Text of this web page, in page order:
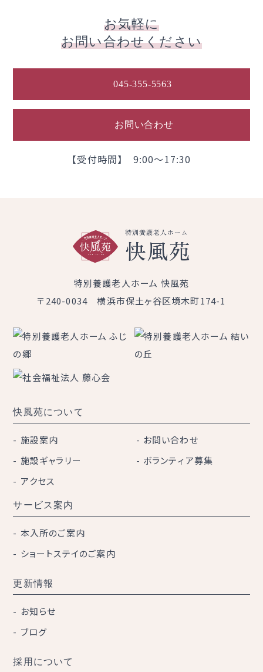
お気軽に
お問い合わせください
045-355-5563
お問い合わせ
【受付時間】 9:00～17:30
特別養護老人ホーム 快風苑
〒240-0034 横浜市保土ヶ谷区境木町174-1
快風苑について
施設案内
施設ギャラリー
アクセス
お問い合わせ
ボランティア募集
サービス案内
本入所のご案内
ショートステイのご案内
更新情報
お知らせ
ブログ
採用について